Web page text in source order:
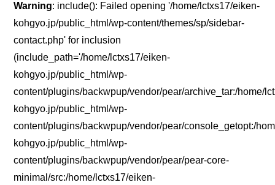
Warning: include(): Failed opening '/home/lctxs17/eiken-
kohgyo.jp/public_html/wp-content/themes/sp/sidebar-
contact.php' for inclusion
(include_path='/home/lctxs17/eiken-
kohgyo.jp/public_html/wp-
content/plugins/backwpup/vendor/pear/archive_tar:/home/
kohgyo.jp/public_html/wp-
content/plugins/backwpup/vendor/pear/console_getopt:/
kohgyo.jp/public_html/wp-
content/plugins/backwpup/vendor/pear/pear-core-
minimal/src:/home/lctxs17/eiken-